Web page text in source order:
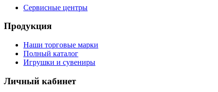
Сервисные центры
Продукция
Наши торговые марки
Полный каталог
Игрушки и сувениры
Личный кабинет